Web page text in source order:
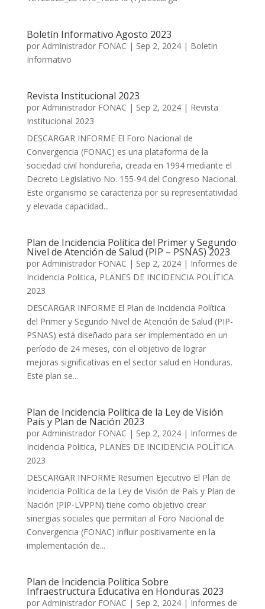
Boletín Informativo Agosto 2023
por Administrador FONAC | Sep 2, 2024| Boletin
Informativo
Revista Institucional 2023
por Administrador FONAC | Sep 2, 2024| Revista
Institucional 2023
DESCARGAR INFORME El Foro Nacional de
Convergencia (FONAC) es una plataforma de la
sociedad civil hondureña, creada en 1994 mediante el
Decreto Legislativo No. 155-94 del Congreso Nacional.
Este organismo se caracteriza por su representatividad
y elevada capacidad...
Plan de Incidencia Política del Primer y Segundo
Nivel de Atención de Salud (PIP – PSNAS) 2023
por Administrador FONAC | Sep 2, 2024| Informes de
Incidencia Politica, PLANES DE INCIDENCIA POLÍTICA
2023
DESCARGAR INFORME El Plan de Incidencia Política
del Primer y Segundo Nivel de Atención de Salud (PIP-
PSNAS) está diseñado para ser implementado en un
período de 24 meses, con el objetivo de lograr
mejoras significativas en el sector salud en Honduras.
Este plan se...
Plan de Incidencia Política de la Ley de Visión
País y Plan de Nación 2023
por Administrador FONAC | Sep 2, 2024| Informes de
Incidencia Politica, PLANES DE INCIDENCIA POLÍTICA
2023
DESCARGAR INFORME Resumen Ejecutivo El Plan de
Incidencia Política de la Ley de Visión de País y Plan de
Nación (PIP-LVPPN) tiene como objetivo crear
sinergias sociales que permitan al Foro Nacional de
Convergencia (FONAC) influir positivamente en la
implementación de...
Plan de Incidencia Política Sobre
Infraestructura Educativa en Honduras 2023
por Administrador FONAC | Sep 2, 2024| Informes de